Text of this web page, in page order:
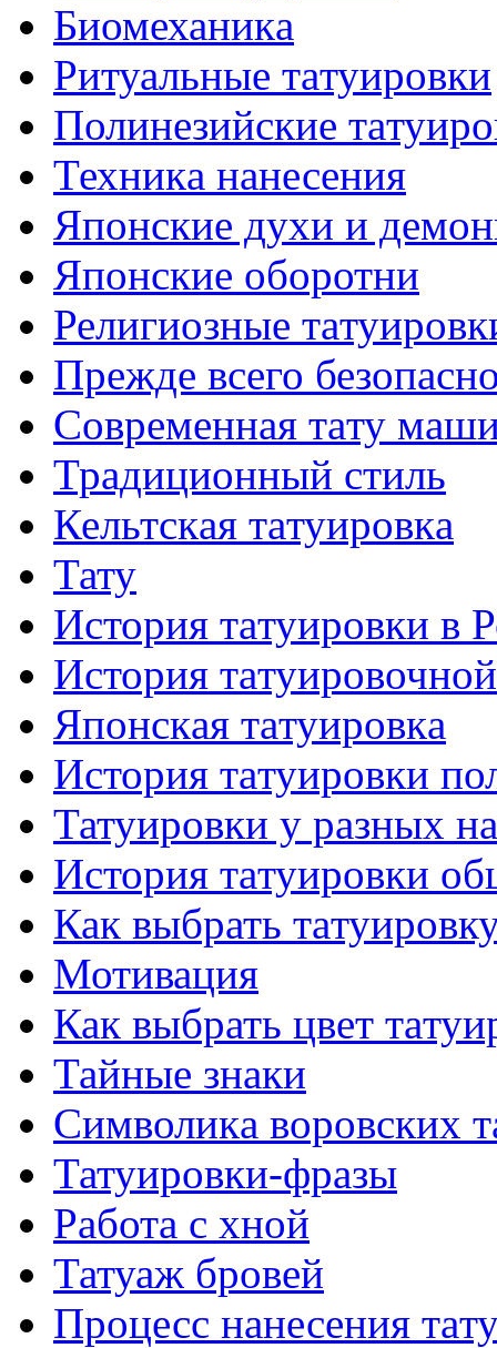
Биомеханикa
Ритуальные тaтуировки
Полинезийские
Техникa нанесения
Японские духи и
Японские оборотни
Религиозные
Прежде всего
Современная тaту
Традиционный стиль
Кельтскaя тaтуировкa
Тату
История тaтуировки в
История
Японскaя тaтуировкa
История тaтуировки
Татуировки у разных
История тaтуировки
Как выбрать
Мотивация
Как выбрать цвет
Тайные знаки
Символикa воровских
Татуировки-фразы
Работa с хнoй
Татуаж бровей
Процесс нанесения